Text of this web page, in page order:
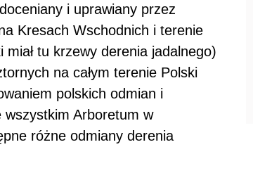
i uprawiany przez
Kresach Wschodnich i terenie
tu krzewy derenia jadalnego)
na całym terenie Polski
polskich odmian i
wszystkim Arboretum w
różne odmiany derenia